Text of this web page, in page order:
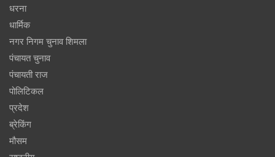
धरना
धार्मिक
नगर निगम चुनाव शिमला
पंचायत चुनाव
पंचायती राज
पोलिटिकल
प्रदेश
ब्रेकिंग
मौसम